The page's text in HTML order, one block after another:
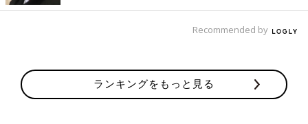
Recommended by
ランキングをもっと見る